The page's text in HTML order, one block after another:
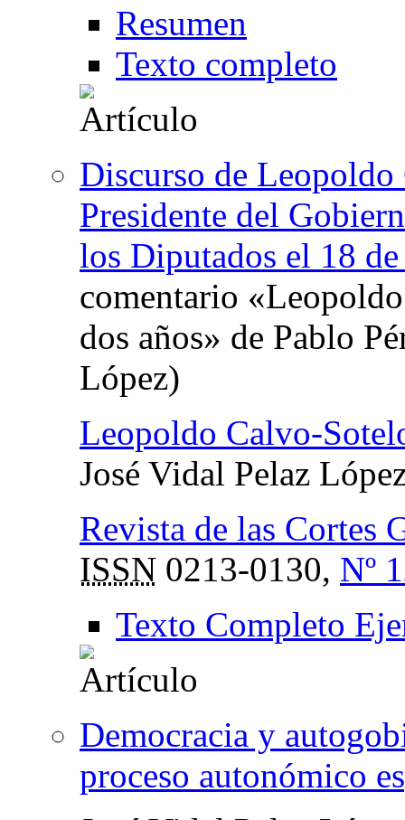
Resumen
Texto completo
Discurso de
Presidente del
los Diputados el 18
comentario
dos años» de Pablo
López)
Leopoldo Calvo-
José Vidal Pelaz
Revista de las Cortes
ISSN 0213-0130, Nº
Texto Completo
Democracia y
proceso autonómico